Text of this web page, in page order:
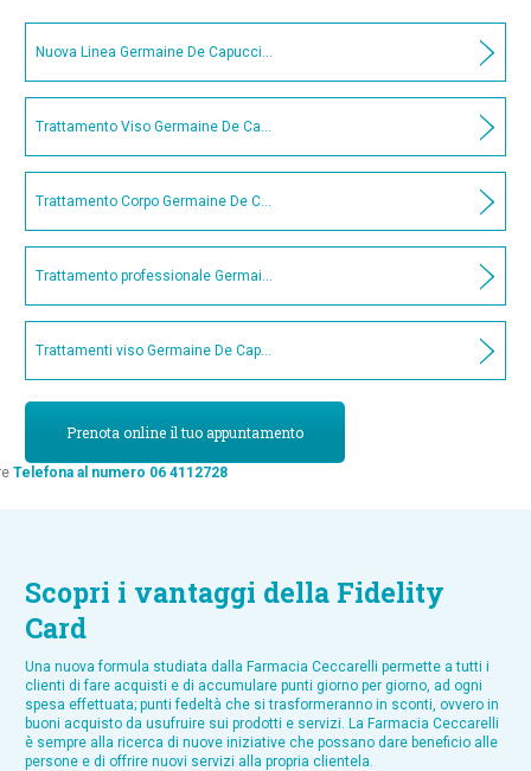
Nuova Linea Germaine De Capuccini
Trattamento Viso Germaine De Capuccini A-OX SYSTEM
Trattamento Corpo Germaine De Capuccini Sensual & Care
Trattamento professionale Germaine De Capuccini contorno occhi Rides
Trattamenti viso Germaine De Capuccini
Prenota online il tuo appuntamento
Telefona al numero 06 4112728
Scopri i vantaggi della Fidelity
Card
Una nuova formula studiata dalla Farmacia Ceccarelli permette a tutti i
clienti di fare acquisti e di accumulare punti giorno per giorno, ad ogni
spesa effettuata; punti fedeltà che si trasformeranno in sconti, ovvero in
buoni acquisto da usufruire sui prodotti e servizi. La Farmacia Ceccarelli
è sempre alla ricerca di nuove iniziative che possano dare beneficio alle
persone e di offrire nuovi servizi alla propria clientela.